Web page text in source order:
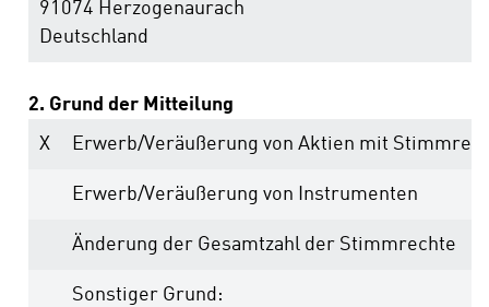
91074 Herzogenaurach
Deutschland
2. Grund der Mitteilung
X
Erwerb/Veräußerung von Aktien mit
Erwerb/Veräußerung von Instrumenten
Änderung der Gesamtzahl der Stimmrechte
Sonstiger Grund: